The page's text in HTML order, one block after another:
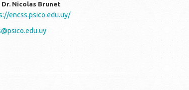
Nicolas Brunet
encss.psico.edu.uy/